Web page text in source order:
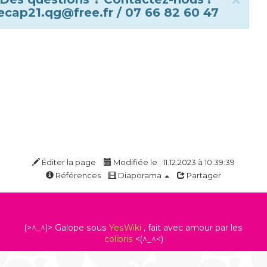
/ 07 66 82 60 47
Éditer la page
Modifiée le : 11.12.2023 à 10:39:39
Références
Diaporama Partager
(>^_^)> Galope sous YesWiki , fait avec amour par les
colibris <(^_^<)